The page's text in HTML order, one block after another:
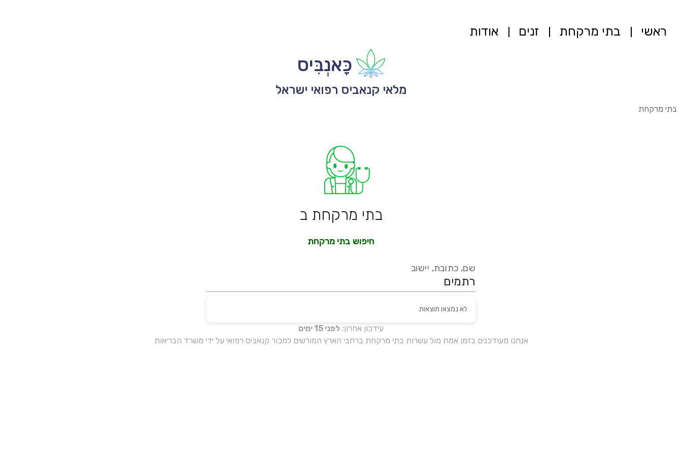
ראשי בתי מרקחת זנים אודות
כָּאנְבִּיס
מלאי קנאביס רפואי ישראל
בתי מרקחת
בתי מרקחת ב
חיפוש בתי מרקחת
שם, כתובת, יישוב
עידכון אחרון: לפני 15 ימים
אנחנו מעודכנים בזמן אמת מול עשרות בתי מרקחת ברחבי הארץ המורשים למכור קנאביס רפואי על ידי משרד הבריאות
לא נמצאו תוצאות